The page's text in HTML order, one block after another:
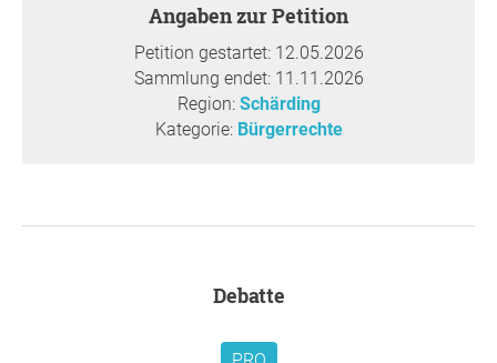
oder pädagogisch sinnvolle Ernährungskonzepte.
Außerdem wünschen wir uns eine stärkere
Sensibilisierung für Datenschutz und
verantwortungsvollen Umgang mit Kindern im
Schulalltag. Unser Ziel ist keine Konfrontation, sondern
Warum ist diese Forderung wichtig?
entwickeln und wichtige Werte für ihr späteres Leben
Angaben zur Petition
Petition gestartet: 12.05.2026
Sammlung endet: 11.11.2026
Region: Schärding
Kategorie: Bürgerrechte
Debatte